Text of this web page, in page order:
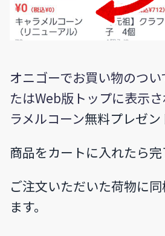
オニゴーでお買い物のつ
たはWeb版トップに表示
ラメルコーン無料プレゼン
商品をカートに入れたら完
ご注文いただいた荷物に
ます。